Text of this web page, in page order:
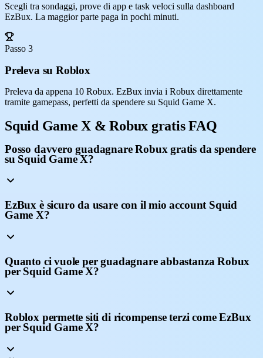
Scegli tra sondaggi, prove di app e task veloci sulla dashboard
EzBux. La maggior parte paga in pochi minuti.
Passo 3
Preleva su Roblox
Preleva da appena 10 Robux. EzBux invia i Robux direttamente
tramite gamepass, perfetti da spendere su Squid Game X.
Squid Game X & Robux gratis FAQ
Posso davvero guadagnare Robux gratis da spendere
su Squid Game X?
EzBux è sicuro da usare con il mio account Squid
Game X?
Quanto ci vuole per guadagnare abbastanza Robux
per Squid Game X?
Roblox permette siti di ricompense terzi come EzBux
per Squid Game X?